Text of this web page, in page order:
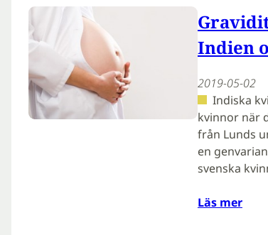
Indien
2019-05-02
Indiska
kvinnor när
från Lunds
en
svenska
Läs mer